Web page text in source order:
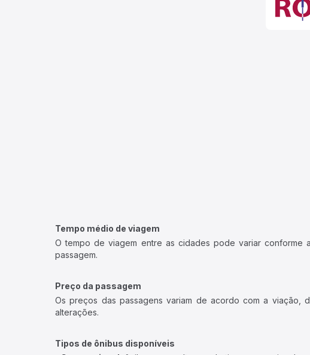
Tempo médio de viagem
O tempo de viagem entre as cidades pode variar conforme
passagem.
Preço da passagem
Os preços das passagens variam de acordo com a viação,
alterações.
Tipos de ônibus disponíveis